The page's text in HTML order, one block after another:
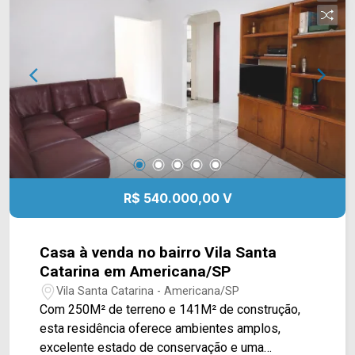
Telefone: (19) 3475-4546 ARBIX IMÓVEIS ?
Presente em cada mudança!
R$ 540.000,00 V
Casa à venda no bairro Vila Santa
Catarina em Americana/SP
Vila Santa Catarina - Americana/SP
Com 250M² de terreno e 141M² de construção,
esta residência oferece ambientes amplos,
excelente estado de conservação e uma